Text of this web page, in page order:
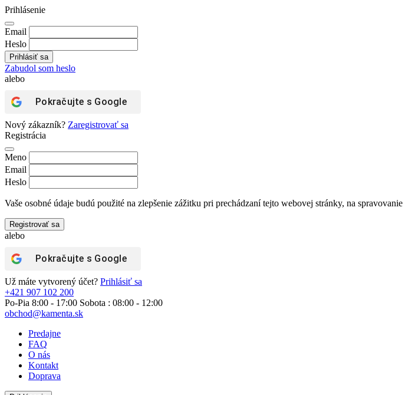
Prihlásenie
Email
Heslo
Zabudol som heslo
alebo
Pokračujte s Google
Nový zákazník? Zaregistrovať sa
Registrácia
Meno
Email
Heslo
Vaše osobné údaje budú použité na zlepšenie zážitku pri prechádzaní tejto webovej stránky, na
Registrovať sa
alebo
Pokračujte s Google
Už máte vytvorený účet? Prihlásiť sa
+421 907 102 200
Po-Pia 8:00 - 17:00 Sobota : 08:00 - 12:00
obchod@kamenta.sk
Predajne
FAQ
O nás
Kontakt
Doprava